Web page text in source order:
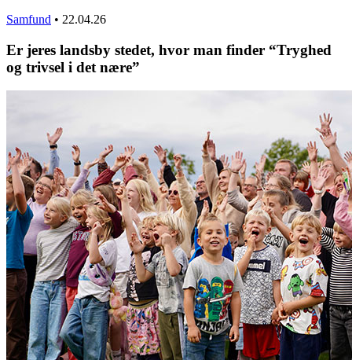
Samfund • 22.04.26
Er jeres landsby stedet, hvor man finder “Tryghed
og trivsel i det nære”